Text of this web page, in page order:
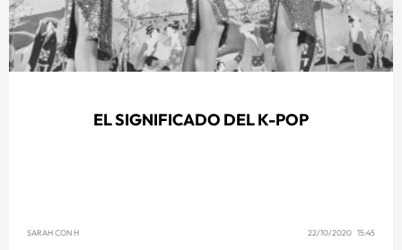
EL SIGNIFICADO DEL K-POP
SARAH CON H 22/10/2020 15:45